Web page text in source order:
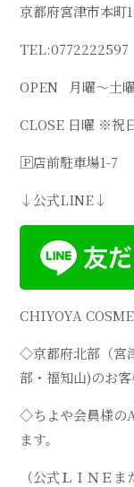
京都府宮津市本町
TEL:0772222597
OPEN
月曜～土曜
CLOSE 日曜 ※祝
🄿店前駐車場1-7
↓ 公式LINE↓
CHIYOYA
◇京都府北部（宮
部・福知山)のお
◇ちよや会員様の
ます。
（公式ＬＩＮＥ